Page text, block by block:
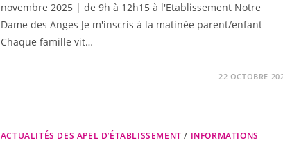
novembre 2025 | de 9h à 12h15 à l'Etablissement Notre
Dame des Anges Je m'inscris à la matinée parent/enfant
Chaque famille vit…
22 OCTOBRE
ACTUALITÉS DES APEL D’ÉTABLISSEMENT / INFORMATIONS